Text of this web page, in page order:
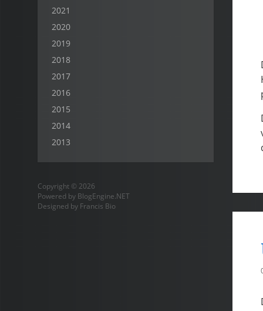
2021
2020
2019
2018
2017
2016
2015
2014
2013
Copyright © 2026
Powered by BlogEngine.NET
Designed by Francis Bio